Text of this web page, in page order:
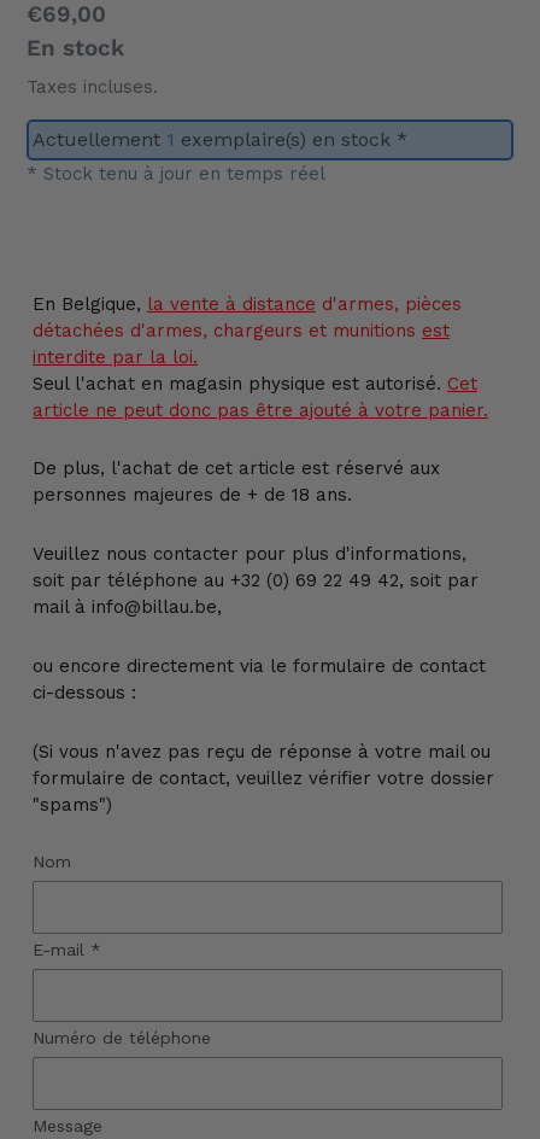
Prix
normal
€69,00
En stock
Taxes incluses.
Actuellement 1 exemplaire(s) en stock *
* Stock tenu à jour en temps réel
à
votre
panier
En Belgique, la vente à distance d'armes, pièces
détachées d'armes, chargeurs et munitions est
interdite par la loi.
Seul l'achat en magasin physique est autorisé. Cet
article ne peut donc pas être ajouté à votre panier.
De plus, l'achat de cet article est réservé aux
personnes majeures de + de 18 ans.
Veuillez nous contacter pour plus d'informations,
soit par téléphone au +32 (0) 69 22 49 42, soit par
mail à info@billau.be,
ou encore directement via le formulaire de contact
ci-dessous :
(Si vous n'avez pas reçu de réponse à votre mail ou
formulaire de contact, veuillez vérifier votre dossier
"spams")
Nom
E-mail *
Numéro de téléphone
Message